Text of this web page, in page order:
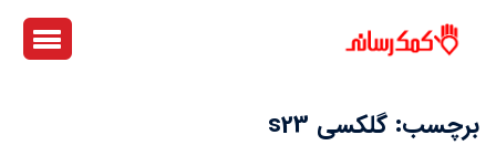
برچسب: گلکسی s23